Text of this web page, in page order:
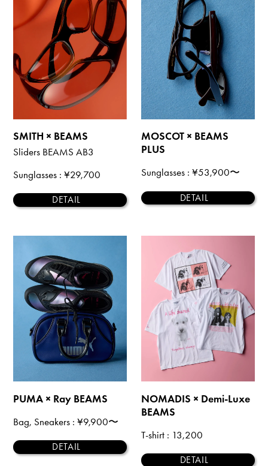
SMITH × BEAMS
Sliders BEAMS AB3
Sunglasses : ¥29,700
DETAIL
MOSCOT × BEAMS
PLUS
Sunglasses: ¥53,900〜
DETAIL
PUMA × Ray BEAMS
Bag, Sneakers : ¥9,900〜
DETAIL
NOMADIS × Demi-Luxe
BEAMS
T-shirt: 13,200
DETAIL